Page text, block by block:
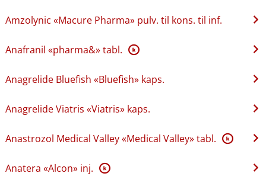
Amzolynic «Macure Pharma» pulv. til kons. til inf.
Anafranil «pharma&» tabl. K
Anagrelide Bluefish «Bluefish» kaps.
Anagrelide Viatris «Viatris» kaps.
Anastrozol Medical Valley «Medical Valley» tabl. K
Anatera «Alcon» inj. K